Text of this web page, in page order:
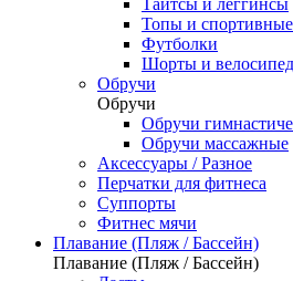
Тайтсы и леггинсы
Топы и спортивные
Футболки
Шорты и
Обручи
Обручи
Обручи
Обручи массажные
Аксессуары / Разное
Перчатки для фитнеса
Суппорты
Фитнес мячи
Плавание (Пляж / Бассейн)
Плавание (Пляж / Бассейн)